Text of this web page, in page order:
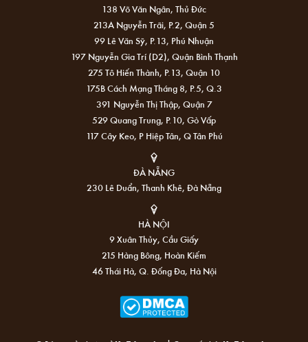
138 Võ Văn Ngân, Thủ Đức
213A Nguyễn Trãi, P.2, Quận 5
99 Lê Văn Sỹ, P.13, Phú Nhuận
197 Nguyễn Gia Trí (D2), Quận Bình Thạnh
275 Tô Hiến Thành, P.13, Quận 10
175B Cách Mạng Tháng 8, P.5, Q.3
391 Nguyễn Thị Thập, Quận 7
529 Quang Trung, P.10, Gò Vấp
117 Cây Keo, P Hiệp Tân, Q Tân Phú
ĐÀ NẴNG
230 Lê Duẩn, Thanh Khê, Đà Nẵng
HÀ NỘI
9 Xuân Thủy, Cầu Giấy
215 Hàng Bông, Hoàn Kiếm
46 Thái Hà, Q. Đống Đa, Hà Nội